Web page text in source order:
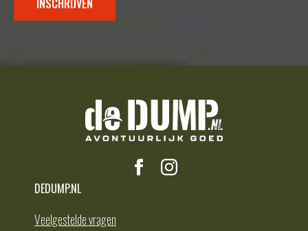
INSCHRIJVEN
DEDUMP.NL
Veelgestelde vragen